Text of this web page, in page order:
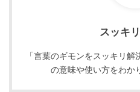
スッキ
「言葉のギモンをスッキリ
の意味や使い方をわか